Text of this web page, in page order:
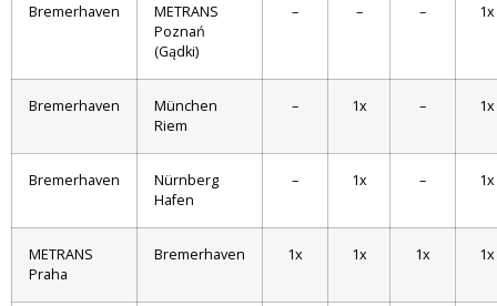
Bremerhaven
METRANS
Poznań
(Gądki)
– – – 1x
Bremerhaven
München
Riem
– 1x – 1x
Bremerhaven
Nürnberg
Hafen
– 1x – 1x
METRANS
Praha
Bremerhaven 1x 1x 1x 1x